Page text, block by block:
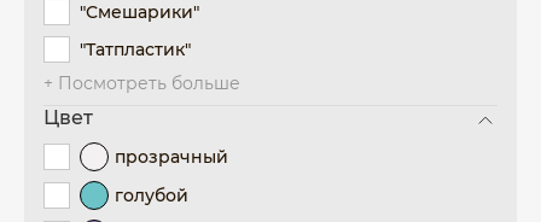
"Смешарики"
"Татпластик"
+ Посмотреть больше
Цвет
прозрачный
голубой